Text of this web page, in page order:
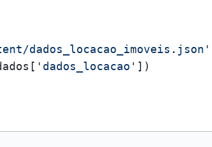
dados_locacao_imoveis.json'
'dados_locacao' ])